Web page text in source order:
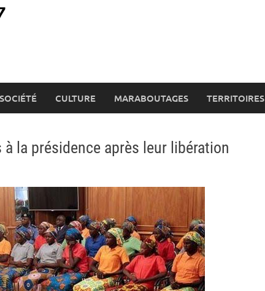
SOCIÉTÉ CULTURE MARABOUTAGES TERRITOIRES
la présidence après leur libération